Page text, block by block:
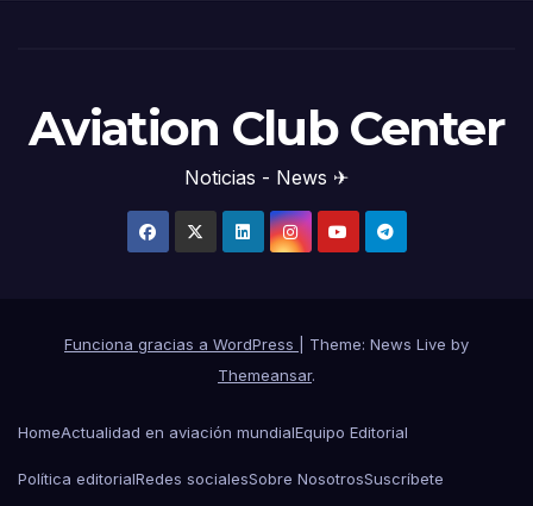
Aviation Club Center
Noticias - News ✈
Funciona gracias a WordPress
Theme: News Live by
Themeansar.
HomeActualidad en aviación mundialEquipo Editorial
Política editorialRedes socialesSobre NosotrosSuscríbete